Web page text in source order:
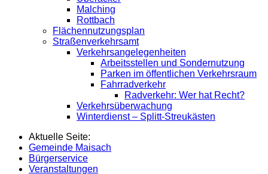
Malching
Rottbach
Flächennutzungsplan
Straßenverkehrsamt
Verkehrsangelegenheiten
Arbeitsstellen und Sondernutzung
Parken im öffentlichen Verkehrsraum
Fahrradverkehr
Radverkehr: Wer hat Recht?
Verkehrsüberwachung
Winterdienst – Splitt-Streukästen
Aktuelle Seite:
Gemeinde Maisach
Bürgerservice
Veranstaltungen